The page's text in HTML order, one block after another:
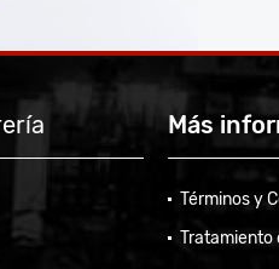
Más
Términos y
Tratamiento